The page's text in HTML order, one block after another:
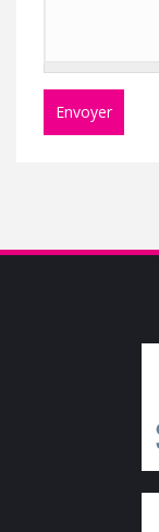
Envoyer